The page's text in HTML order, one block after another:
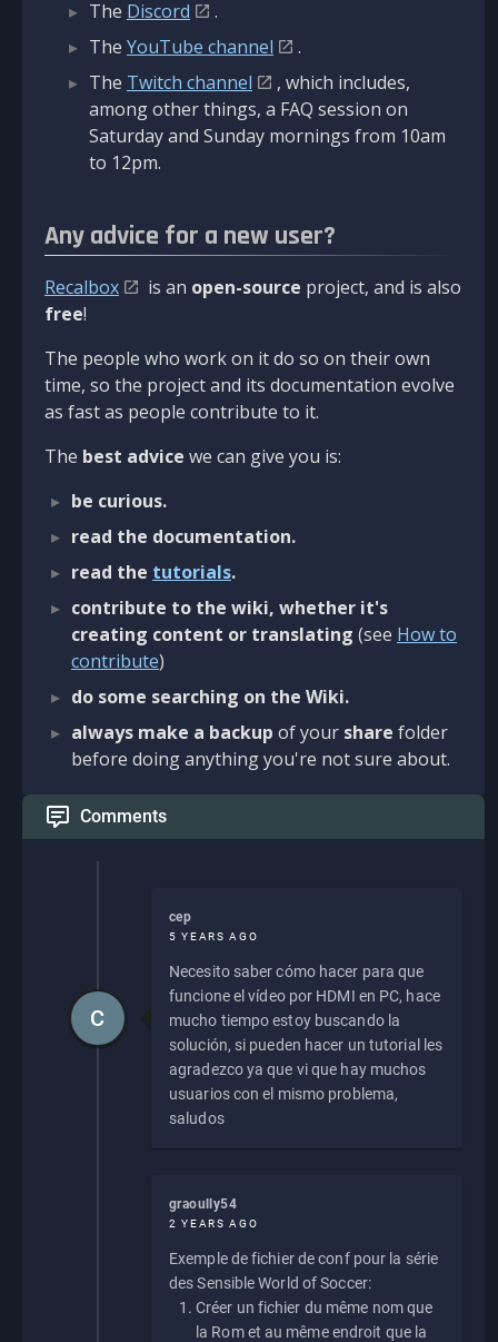
The Discord
.
The YouTube channel
.
The Twitch channel
, which includes,
among other things, a FAQ session on
Saturday and Sunday mornings from 10am
to 12pm.
Any advice for a new user?
Recalbox is an open-source project, and is also
free!
The people who work on it do so on their own
time, so the project and its documentation evolve
as fast as people contribute to it.
The best advice we can give you is:
be curious.
read the documentation.
read the tutorials.
contribute to the wiki, whether it's
creating content or translating (see How to
contribute)
do some searching on the Wiki.
always make a backup of your share folder
before doing anything you're not sure about.
Comments
cep
5 YEARS AGO
Necesito saber cómo hacer para que
funcione el vídeo por HDMI en PC, hace
mucho tiempo estoy buscando la
solución, si pueden hacer un tutorial les
agradezco ya que vi que hay muchos
usuarios con el mismo problema,
saludos
C
graoully54
2 YEARS AGO
Exemple de fichier de conf pour la série
des Sensible World of Soccer:
Créer un fichier du même nom que
la Rom et au même endroit que la